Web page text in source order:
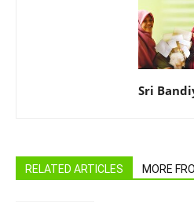
Sri
RELATED ARTICLES MORE